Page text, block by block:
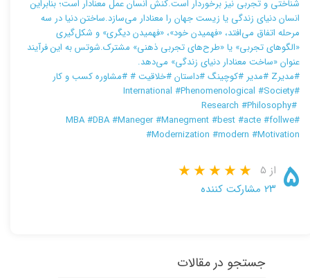
شناختی و تجربی نیز برخوردار است.کنش انسان عمل معنادار است؛ بنابراین
انسان دنیای زندگی یا زیست جهان را معنادار می‌سازد.ساختن دنیا در سه
مرحله اتفاق می‌افتد، «فهمیدن خود»، «فهمیدن دیگری» و شکل‌گیری
«الگوهای تجربی» یا «طرح‌های تجربی ذهنی» مشترک.شوتس به این فرآیند
عنوان «ساخت معنادار دنیای زندگی» می‌دهد.
#مدیرZ #مدیر #کوچینگ #داستان #خلاقیت # #مشاوره کسب و کار
#International #Phenomenological #Society
#Research #Philosophy
#MBA #DBA #Maneger #Manegment #best #acte #follwe
#Modernization #modern #Motivation
۵ از ۵
۲۳ مشارکت کننده
جستجو در مقالات